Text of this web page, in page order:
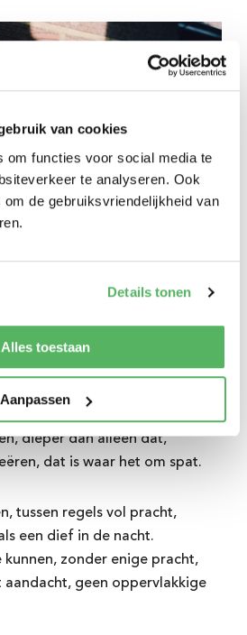
van cookies
om functies voor social media te
te analyseren. Ook
de gebruiksvriendelijkheid van
Details tonen
Alles toestaan
Aanpassen
Over
Verhalen
docenten
Luisterspel
Agenda
Word supporter
je mee in dit verhaal,
maar niet voor allemaal.
dieper dan alleen dat,
dat is waar het om spat.
tussen regels vol pracht,
een dief in de nacht.
zonder enige pracht,
geen oppervlakkige
ervaringen in de klas. Doe je
docenten.
verklaring